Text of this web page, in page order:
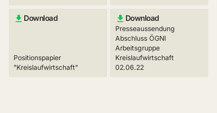
Download
Positionspapier
"Kreislaufwirtschaft"
Download
Presseaussendung
Abschluss ÖGNI
Arbeitsgruppe
Kreislaufwirtschaft
02.06.22